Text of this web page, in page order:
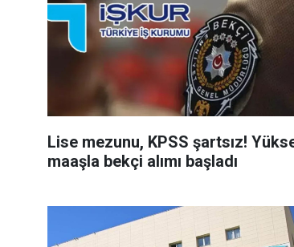
Lise mezunu, KPSS şartsız!
maaşla bekçi alımı başladı